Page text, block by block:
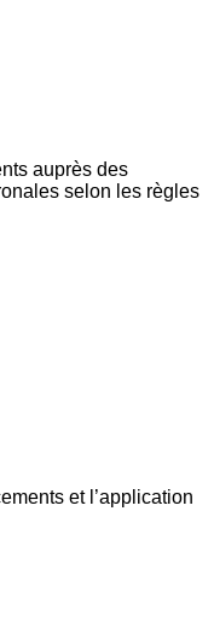
auprès des
selon les règles
et l’application